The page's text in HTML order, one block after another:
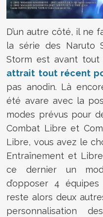
D’un autre côté, il ne
la série des Naruto
Storm est avant
attrait tout récent
pas anodin. Là
été avare avec la
modes prévus pour
Combat Libre et
Libre, vous avez le
Entraînement et
ce dernier un
d’opposer 4
reste alors deux
personnalisation